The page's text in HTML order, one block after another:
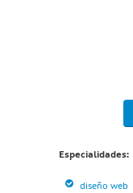
Especialidades:
diseño web